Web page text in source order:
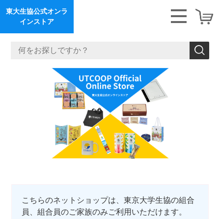
東大生協公式オンラ
インストア
こちらのネットショップは、東京大学生協の組合
員、組合員のご家族のみご利用いただけます。